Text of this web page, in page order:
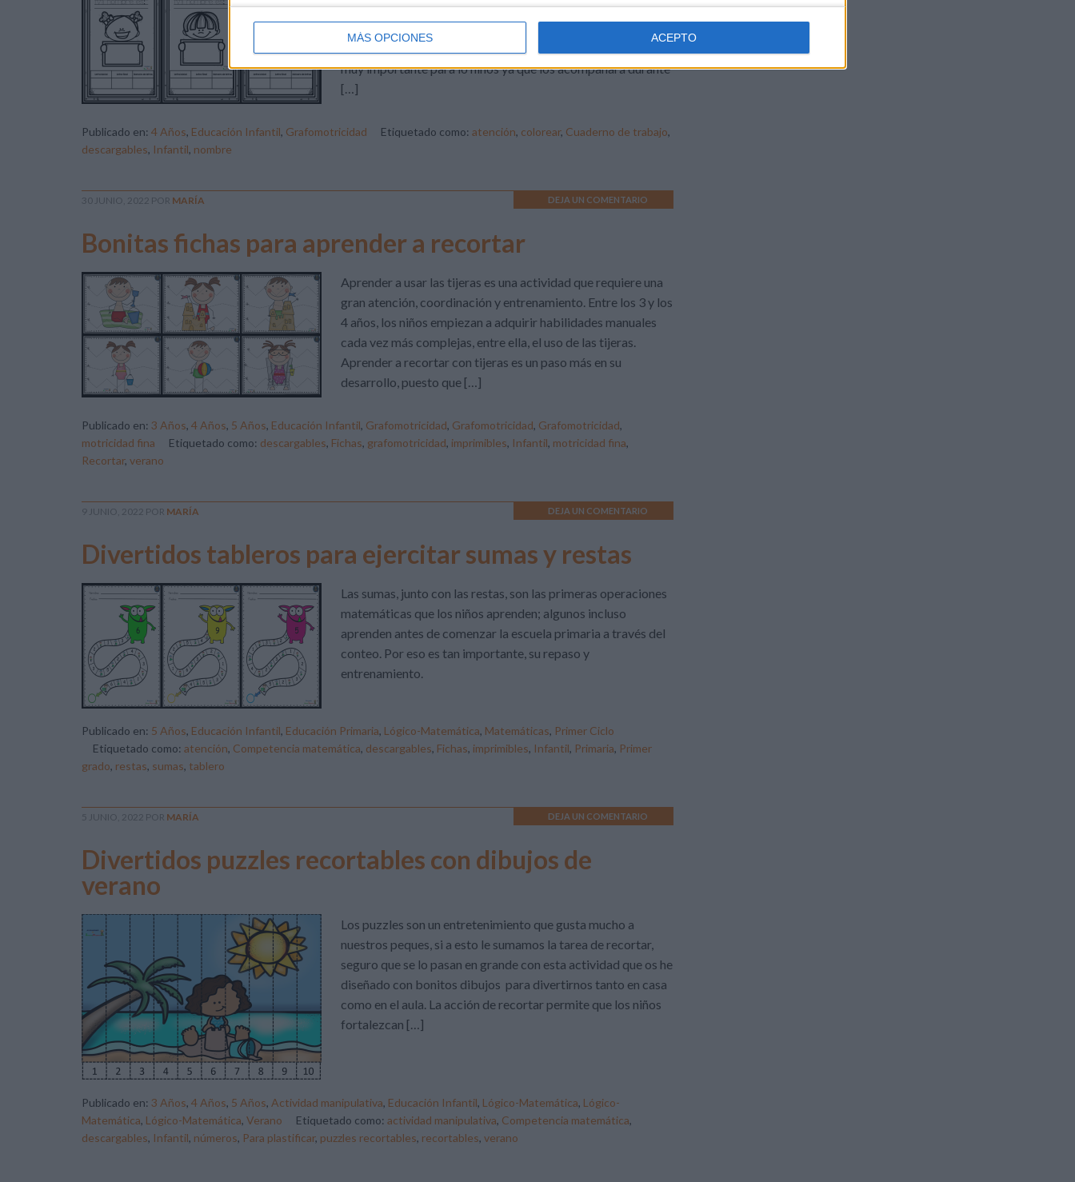
MÁS OPCIONES ACEPTO
muy tempranas con su nombre, ya que aprender a escribir su
nombre es una de las primeras actividades que acercan a los
niños a la escritura y a la lectura. El nombre es una palabra
muy importante para lo niños ya que los acompañará durante
[…]
Publicado en: 4 Años, Educación Infantil, Grafomotricidad Etiquetado como: atención, colorear, Cuaderno de trabajo,
descargables, Infantil, nombre
30 JUNIO, 2022 POR MARÍA DEJA UN COMENTARIO
Bonitas fichas para aprender a recortar
Aprender a usar las tijeras es una actividad que requiere una
gran atención, coordinación y entrenamiento. Entre los 3 y los
4 años, los niños empiezan a adquirir habilidades manuales
cada vez más complejas, entre ella, el uso de las tijeras.
Aprender a recortar con tijeras es un paso más en su
desarrollo, puesto que […]
Publicado en: 3 Años, 4 Años, 5 Años, Educación Infantil, Grafomotricidad, Grafomotricidad, Grafomotricidad,
motricidad fina
Etiquetado como: descargables, Fichas, grafomotricidad, imprimibles, Infantil, motricidad fina,
Recortar, verano
9 JUNIO, 2022 POR MARÍA DEJA UN COMENTARIO
Divertidos tableros para ejercitar sumas y restas
Las sumas, junto con las restas, son las primeras operaciones
matemáticas que los niños aprenden; algunos incluso
aprenden antes de comenzar la escuela primaria a través del
conteo. Por eso es tan importante, su repaso y
entrenamiento.
Publicado en: 5 Años, Educación Infantil, Educación Primaria, Lógico-Matemática, Matemáticas, Primer Ciclo
Etiquetado como: atención, Competencia matemática, descargables, Fichas, imprimibles, Infantil, Primaria, Primer
grado, restas, sumas, tablero
5 JUNIO, 2022 POR MARÍA DEJA UN COMENTARIO
Divertidos puzzles recortables con dibujos de
verano
Los puzzles son un entretenimiento que gusta mucho a
nuestros peques, si a esto le sumamos la tarea de recortar,
seguro que se lo pasan en grande con esta actividad que os he
diseñado con bonitos dibujos para divertirnos tanto en casa
como en el aula. La acción de recortar permite que los niños
fortalezcan […]
Publicado en: 3 Años, 4 Años, 5 Años, Actividad manipulativa, Educación Infantil, Lógico-Matemática, Lógico-
Matemática, Lógico-Matemática, Verano Etiquetado como: actividad manipulativa, Competencia matemática,
descargables, Infantil, números, Para plastificar, puzzles recortables, recortables, verano